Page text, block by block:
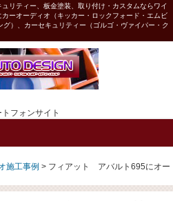
リティー、板金塗装、取り付け・カスタムならワイ
ーオーディオ（キッカー・ロックフォード・エムビ
）、カーセキュリティー（ゴルゴ・ヴァイパー・ク
トフォンサイト
施工事例 > フィアット アバルト695にオー